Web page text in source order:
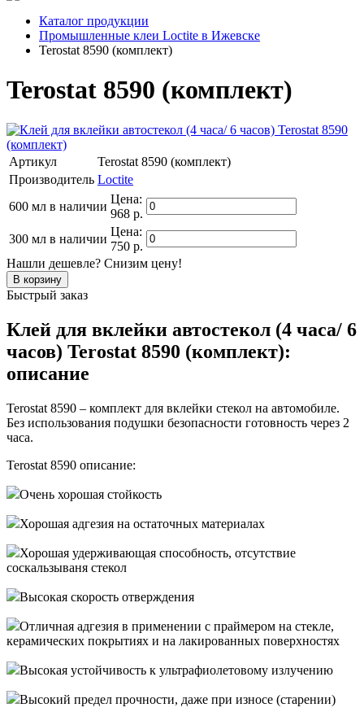
Каталог продукции
Промышленные клеи Loctite в Ижевске
Terostat 8590 (комплект)
Terostat 8590 (комплект)
Артикул
Terostat 8590 (комплект)
Производитель Loctite
600 мл в наличии
Цена:
968 р.
300 мл в наличии
Цена:
750 р.
Нашли дешевле? Снизим цену!
Быстрый заказ
Клей для вклейки автостекол (4 часа/ 6
часов) Terostat 8590 (комплект):
описание
Terostat 8590 – комплект для вклейки стекол на автомобиле.
Без использования подушки безопасности готовность через 2
часа.
Terostat 8590 описание:
Очень хорошая стойкость
Хорошая адгезия на остаточных материалах
Хорошая удерживающая способность, отсутствие
соскальзываня стекол
Высокая скорость отверждения
Отличная адгезия в применении с праймером на стекле,
керамических покрытиях и на лакированных поверхностях
Высокая устойчивость к ультрафиолетовому излучению
Высокий предел прочности, даже при износе (старении)